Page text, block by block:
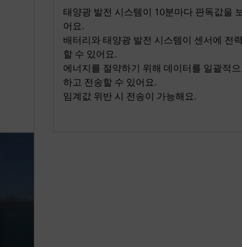
태양광 발전 시스템이 10분마다 판독값을
어요.
배터리와 태양광 발전 시스템이 센서에 전
할 수 있어요.
에너지를 절약하기 위해 데이터를 일괄적
하고 전송할 수 있어요.
임계값 위반 시 전송이 가능해요.